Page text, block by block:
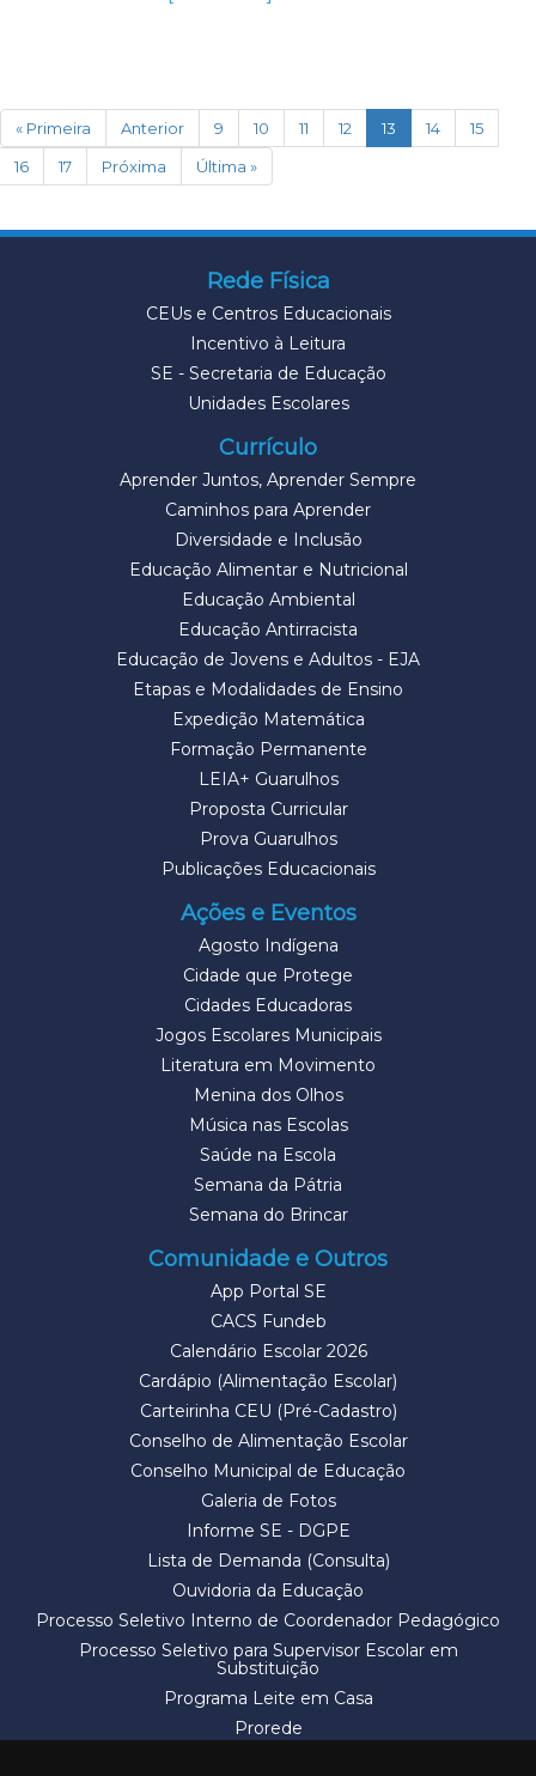
« Primeira Anterior 9 10 11 12 13 (current)
14
15
16
17 Próxima Última »
Rede Física
CEUs e Centros Educacionais
Incentivo à Leitura
SE - Secretaria de Educação
Unidades Escolares
Currículo
Aprender Juntos, Aprender Sempre
Caminhos para Aprender
Diversidade e Inclusão
Educação Alimentar e Nutricional
Educação Ambiental
Educação Antirracista
Educação de Jovens e Adultos - EJA
Etapas e Modalidades de Ensino
Expedição Matemática
Formação Permanente
LEIA+ Guarulhos
Proposta Curricular
Prova Guarulhos
Publicações Educacionais
Ações e Eventos
Agosto Indígena
Cidade que Protege
Cidades Educadoras
Jogos Escolares Municipais
Literatura em Movimento
Menina dos Olhos
Música nas Escolas
Saúde na Escola
Semana da Pátria
Semana do Brincar
Comunidade e Outros
App Portal SE
CACS Fundeb
Calendário Escolar 2026
Cardápio (Alimentação Escolar)
Carteirinha CEU (Pré-Cadastro)
Conselho de Alimentação Escolar
Conselho Municipal de Educação
Galeria de Fotos
Informe SE - DGPE
Lista de Demanda (Consulta)
Ouvidoria da Educação
Processo Seletivo Interno de Coordenador Pedagógico
Processo Seletivo para Supervisor Escolar em
Substituição
Programa Leite em Casa
Prorede